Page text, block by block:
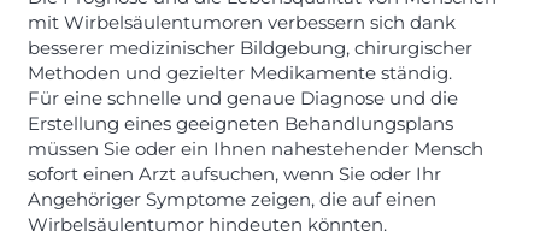
mit Wirbelsäulentumoren verbessern sich dank
besserer medizinischer Bildgebung, chirurgischer
Methoden und gezielter Medikamente ständig.
Für eine schnelle und genaue Diagnose und die
Erstellung eines geeigneten Behandlungsplans
müssen Sie oder ein Ihnen nahestehender Mensch
sofort einen Arzt aufsuchen, wenn Sie oder Ihr
Angehöriger Symptome zeigen, die auf einen
Wirbelsäulentumor hindeuten könnten.